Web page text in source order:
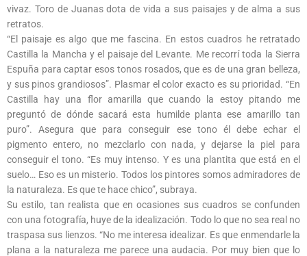
vivaz. Toro de Juanas dota de vida a sus paisajes y de alma a sus
retratos.
“El paisaje es algo que me fascina. En estos cuadros he retratado
Castilla la Mancha y el paisaje del Levante. Me recorrí toda la Sierra
Espuña para captar esos tonos rosados, que es de una gran belleza,
y sus pinos grandiosos”. Plasmar el color exacto es su prioridad. “En
Castilla hay una flor amarilla que cuando la estoy pitando me
preguntó de dónde sacará esta humilde planta ese amarillo tan
puro”. Asegura que para conseguir ese tono él debe echar el
pigmento entero, no mezclarlo con nada, y dejarse la piel para
conseguir el tono. “Es muy intenso. Y es una plantita que está en el
suelo… Eso es un misterio. Todos los pintores somos admiradores de
la naturaleza. Es que te hace chico”, subraya.
Su estilo, tan realista que en ocasiones sus cuadros se confunden
con una fotografía, huye de la idealización. Todo lo que no sea real no
traspasa sus lienzos. “No me interesa idealizar. Es que enmendarle la
plana a la naturaleza me parece una audacia. Por muy bien que lo